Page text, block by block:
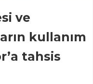
ve
kullanım
tahsis